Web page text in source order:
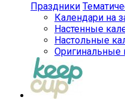
Праздники
Календари на
Настенные
Настольные
Оригинальные